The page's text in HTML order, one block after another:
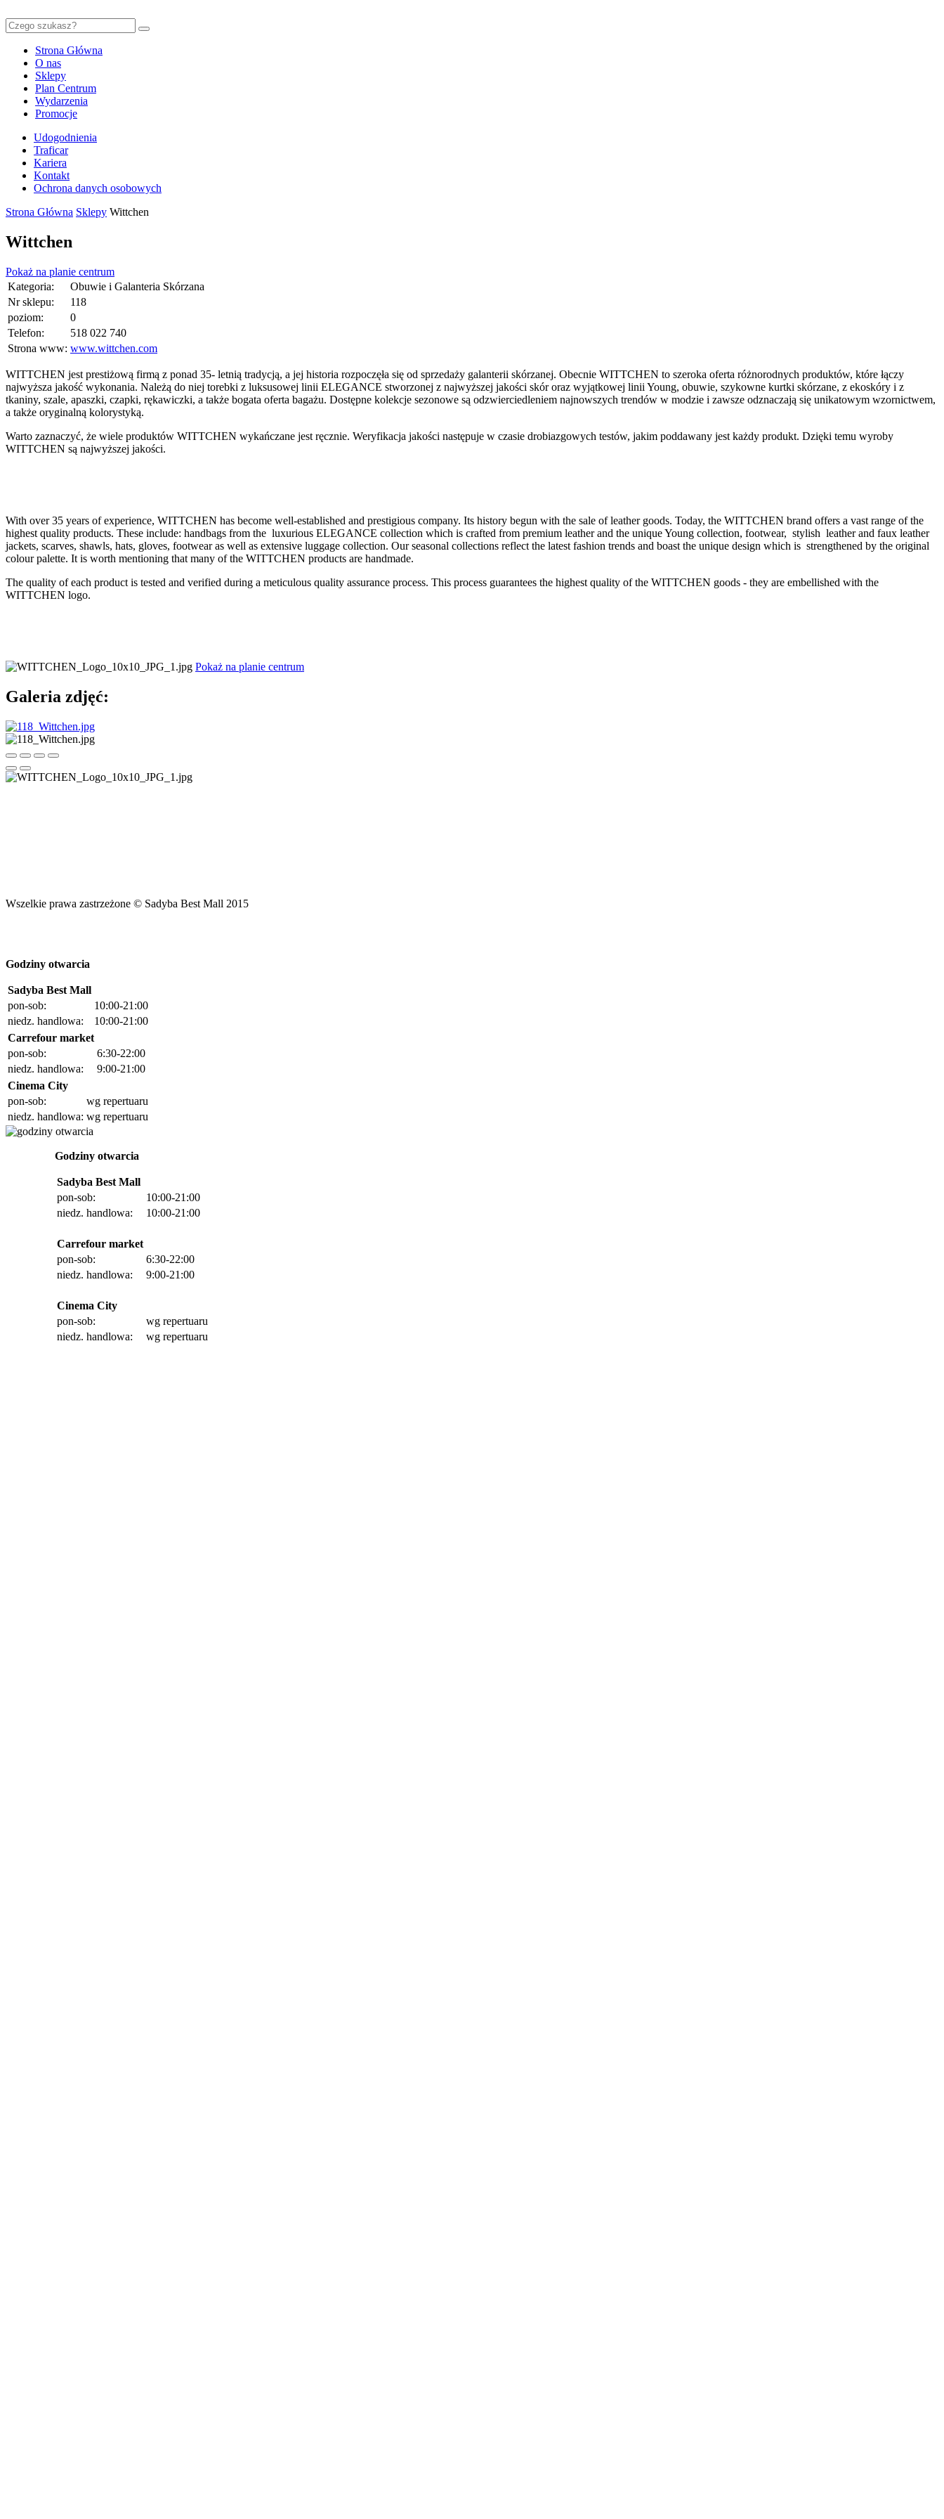
Strona Główna
O nas
Sklepy
Plan Centrum
Wydarzenia
Promocje
Udogodnienia
Traficar
Kariera
Kontakt
Ochrona danych osobowych
Strona Główna Sklepy Wittchen
Wittchen
Pokaż na planie centrum
Kategoria:
Obuwie i Galanteria Skórzana
Nr sklepu:
118
poziom:
0
Telefon:
518 022 740
Strona www: www.wittchen.com
WITTCHEN jest prestiżową firmą z ponad 35- letnią tradycją, a jej historia rozpoczęła się od sprzedaży galanterii skórzanej. Obecnie WITTCHEN to szeroka oferta różnorodnych produktów, które łączy
najwyższa jakość wykonania. Należą do niej torebki z luksusowej linii ELEGANCE stworzonej z najwyższej jakości skór oraz wyjątkowej linii Young, obuwie, szykowne kurtki skórzane, z ekoskóry i z
tkaniny, szale, apaszki, czapki, rękawiczki, a także bogata oferta bagażu. Dostępne kolekcje sezonowe są odzwierciedleniem najnowszych trendów w modzie i zawsze odznaczają się unikatowym wzornictwem,
a także oryginalną kolorystyką.
Warto zaznaczyć, że wiele produktów WITTCHEN wykańczane jest ręcznie. Weryfikacja jakości następuje w czasie drobiazgowych testów, jakim poddawany jest każdy produkt. Dzięki temu wyroby
WITTCHEN są najwyższej jakości.
With over 35 years of experience, WITTCHEN has become well-established and prestigious company. Its history begun with the sale of leather goods. Today, the WITTCHEN brand offers a vast range of the
highest quality products. These include: handbags from the luxurious ELEGANCE collection which is crafted from premium leather and the unique Young collection, footwear, stylish leather and faux leather
jackets, scarves, shawls, hats, gloves, footwear as well as extensive luggage collection. Our seasonal collections reflect the latest fashion trends and boast the unique design which is strengthened by the original
colour palette. It is worth mentioning that many of the WITTCHEN products are handmade.
The quality of each product is tested and verified during a meticulous quality assurance process. This process guarantees the highest quality of the WITTCHEN goods - they are embellished with the
WITTCHEN logo.
Pokaż na planie centrum
Galeria zdjęć:
Wszelkie prawa zastrzeżone © Sadyba Best Mall 2015
Godziny otwarcia
Sadyba Best Mall
pon-sob:
10:00-21:00
niedz. handlowa:
10:00-21:00
Carrefour market
pon-sob:
6:30-22:00
niedz. handlowa:
9:00-21:00
Cinema City
pon-sob:
wg repertuaru
niedz. handlowa: wg repertuaru
Godziny otwarcia
Sadyba Best Mall
pon-sob:
10:00-21:00
niedz. handlowa:
10:00-21:00
Carrefour market
pon-sob:
6:30-22:00
niedz. handlowa:
9:00-21:00
Cinema City
pon-sob:
wg repertuaru
niedz. handlowa:
wg repertuaru